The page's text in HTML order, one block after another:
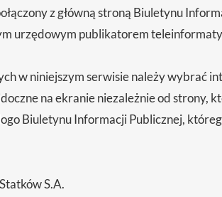
z główną stroną Biuletynu
urzędowym publikatorem
w niniejszym serwisie należy wybrać
na ekranie niezależnie od strony,
Biuletynu Informacji Publicznej,
S.A.